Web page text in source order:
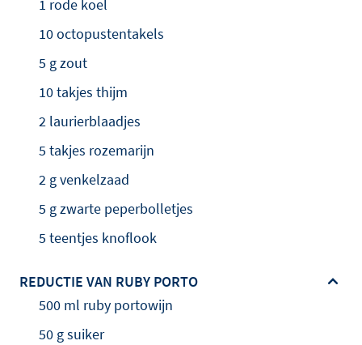
1 rode koel
10 octopustentakels
5 g zout
10 takjes thijm
2 laurierblaadjes
5 takjes rozemarijn
2 g venkelzaad
5 g zwarte peperbolletjes
5 teentjes knoflook
REDUCTIE VAN RUBY PORTO
500 ml ruby portowijn
50 g suiker